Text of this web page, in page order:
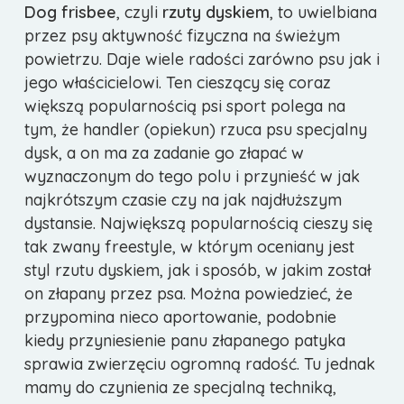
Dog frisbee, czylirzuty dyskiem, to uwielbiana
przez psy aktywność fizyczna na świeżym
powietrzu. Daje wiele radości zarówno psu jak i
jego właścicielowi. Ten cieszący się coraz
większą popularnością psi sport polega na
tym, że handler (opiekun) rzuca psu specjalny
dysk, a on ma za zadanie go złapać w
wyznaczonym do tego polu i przynieść w jak
najkrótszym czasie czy na jak najdłuższym
dystansie. Największą popularnością cieszy się
tak zwany freestyle, w którym oceniany jest
styl rzutu dyskiem, jak i sposób, w jakim został
on złapany przez psa. Można powiedzieć, że
przypomina nieco aportowanie, podobnie
kiedy przyniesienie panu złapanego patyka
sprawia zwierzęciu ogromną radość. Tu jednak
mamy do czynienia ze specjalną techniką,